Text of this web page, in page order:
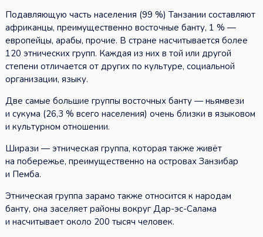
Подавляющую часть населения (99 %) Танзании составляют
африканцы, преимущественно восточные банту, 1 % —
европейцы, арабы, прочие. В стране насчитывается более
120 этнических групп. Каждая из них в той или другой
степени отличается от других по культуре, социальной
организации, языку.
Две самые большие группы восточных банту — ньямвези
и сукума (26,3 % всего населения) очень близки в языковом
и культурном отношении.
Ширази — этническая группа, которая также живёт
на побережье, преимущественно на островах Занзибар
и Пемба.
Этническая группа зарамо также относится к народам
банту, она заселяет районы вокруг Дар-эс-Салама
и насчитывает около 200 тысяч человек.